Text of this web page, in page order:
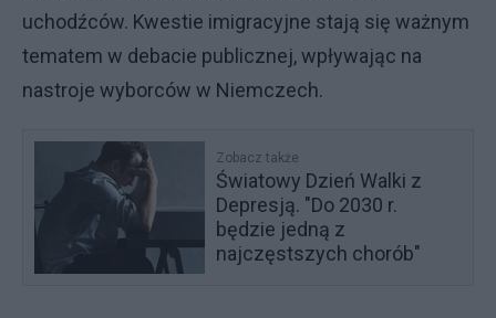
uchodźców. Kwestie imigracyjne stają się ważnym
tematem w debacie publicznej, wpływając na
nastroje wyborców w Niemczech.
Zobacz także
Światowy Dzień Walki z
Depresją. "Do 2030 r.
będzie jedną z
najczęstszych chorób"